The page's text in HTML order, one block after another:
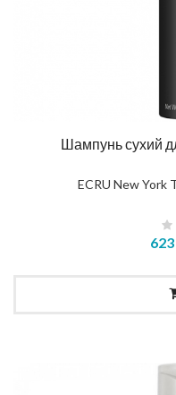
Шампунь сухий
ECRU New York